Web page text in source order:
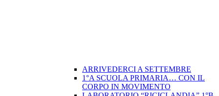
ARRIVEDERCI A SETTEMBRE
1°A SCUOLA PRIMARIA… CON IL
CORPO IN MOVIMENTO